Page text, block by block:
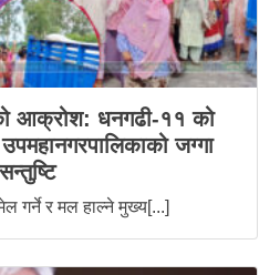
आक्रोश: धनगढी-११ को
जग्गा
गर्ने र मल हाल्ने मुख्य[...]